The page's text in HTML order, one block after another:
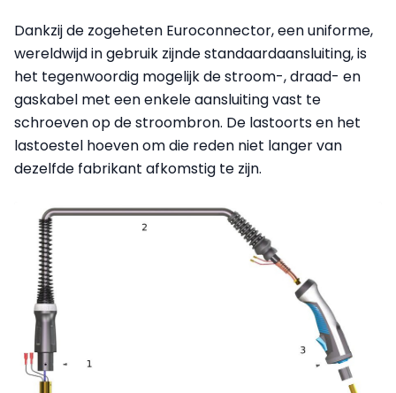
Dankzij de zogeheten Euroconnector, een uniforme,
wereldwijd in gebruik zijnde standaardaansluiting, is
het tegenwoordig mogelijk de stroom-, draad- en
gaskabel met een enkele aansluiting vast te
schroeven op de stroombron. De lastoorts en het
lastoestel hoeven om die reden niet langer van
dezelfde fabrikant afkomstig te zijn.